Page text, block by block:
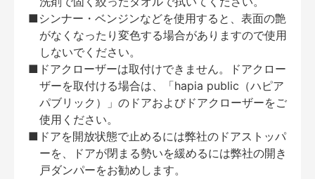
■シンナー・ベンジンなどを使用すると、表面の艶
がなくなったり変色する場合がありますので使用
しないでください。
■ドアクローザーは取付けできません。ドアクロー
ザーを取付ける場合は、「hapia public（ハピア
パブリック）」のドアおよびドアクローザーをご
使用ください。
■ドアを開放状態で止めるには弊社のドアストッパ
ーを、ドアが閉まる勢いを緩めるには弊社の開き
戸ダンパーをお勧めします。